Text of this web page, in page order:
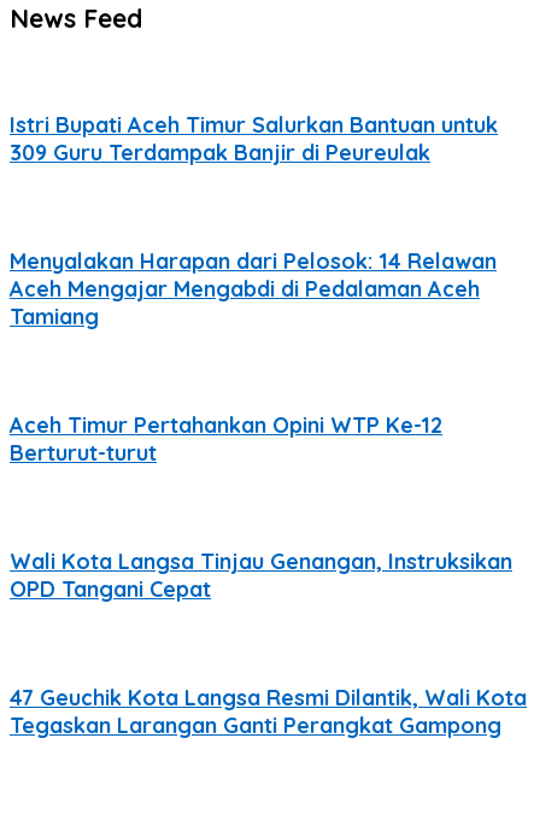
News Feed
Istri Bupati Aceh Timur Salurkan Bantuan untuk
309 Guru Terdampak Banjir di Peureulak
Menyalakan Harapan dari Pelosok: 14 Relawan
Aceh Mengajar Mengabdi di Pedalaman Aceh
Tamiang
Aceh Timur Pertahankan Opini WTP Ke-12
Berturut-turut
Wali Kota Langsa Tinjau Genangan, Instruksikan
OPD Tangani Cepat
47 Geuchik Kota Langsa Resmi Dilantik, Wali Kota
Tegaskan Larangan Ganti Perangkat Gampong